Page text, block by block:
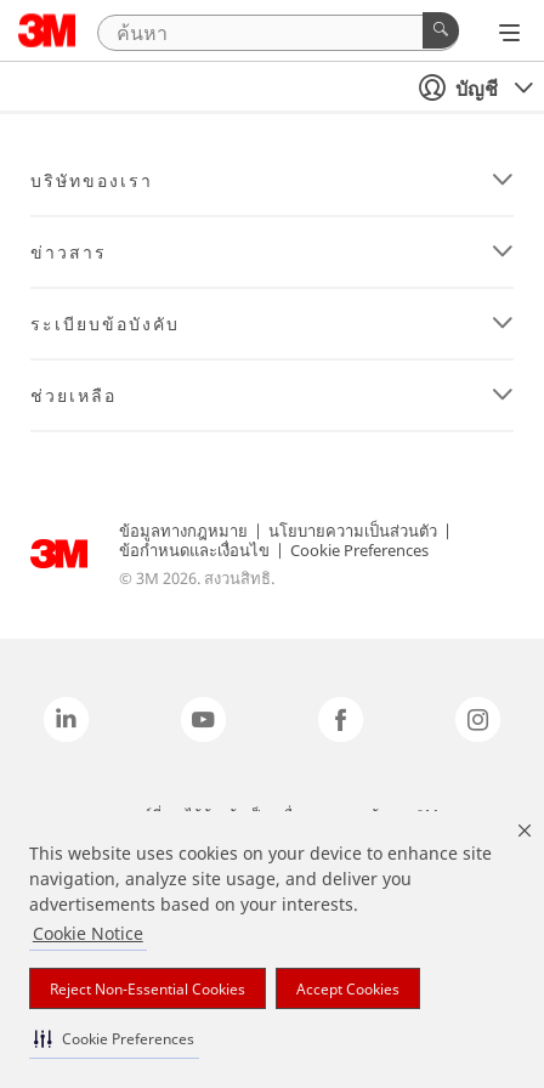
This website uses cookies on your device to enhance site
navigation, analyze site usage, and deliver you
advertisements based on your interests.
Cookie Notice
Reject Non-Essential Cookies Accept Cookies
Cookie Preferences
บัญชี
บริษัทของเรา
ข่าวสาร
ระเบียบข้อบังคับ
ช่วยเหลือ
ข้อมูลทางกฎหมาย | นโยบายความเป็นส่วนตัว |
ข้อกำหนดและเงื่อนไข | Cookie Preferences
© 3M 2026. สงวนสิทธิ.
แบรนด์ที่ระบุไว้ข้างต้นเป็นเครื่องหมายการค้าของ 3M